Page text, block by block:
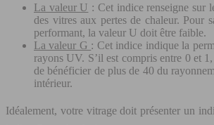
La valeur U : Cet indice renseigne sur
des vitres aux pertes de chaleur. Pour
performant, la valeur U doit être faible.
La valeur G : Cet indice indique la
rayons UV. S’il est compris entre 0 et
de bénéficier de plus de 40 du
intérieur.
Idéalement, votre vitrage doit présenter un